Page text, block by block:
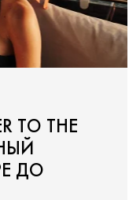
TO THE
ДО